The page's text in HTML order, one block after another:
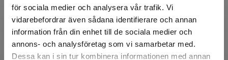
för sociala medier och analysera vår trafik. Vi
vidarebefordrar även sådana identifierare och annan
information från din enhet till de sociala medier och
annons- och analysföretag som vi samarbetar med.
Dessa kan i sin tur kombinera informationen med annan